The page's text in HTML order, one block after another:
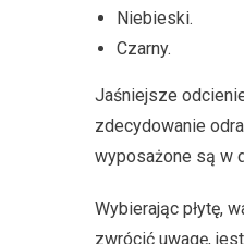
Niebieski.
Czarny.
Jaśniejsze
zdecydowanie
wyposażone są w
Wybierając płytę,
zwrócić uwagę,